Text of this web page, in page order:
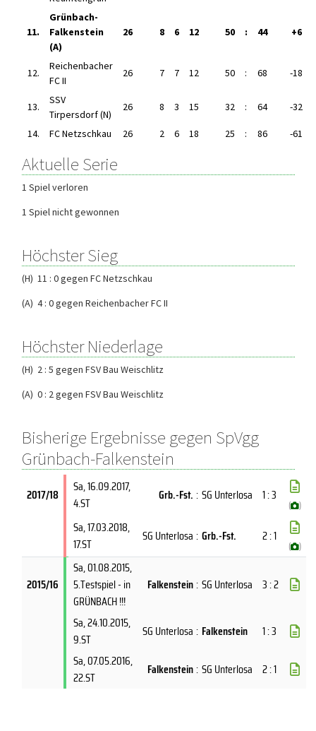
11.
Grünbach-
Falkenstein
(A)
26 8 6 12 50 : 44 +6
12.
Reichenbacher
FC II
26 7 7 12 50 : 68 -18
13.
SSV
Tirpersdorf (N)
26 8 3 15 32 : 64 -32
14. FC Netzschkau 26 2 6 18 25 : 86 -61
Aktuelle Serie
1 Spiel verloren
1 Spiel nicht gewonnen
Höchster Sieg
(H) 11 : 0 gegen FC Netzschkau
(A) 4 : 0 gegen Reichenbacher FC II
Höchster Niederlage
(H) 2 : 5 gegen FSV Bau Weischlitz
(A) 0 : 2 gegen FSV Bau Weischlitz
Bisherige Ergebnisse gegen SpVgg
Grünbach-Falkenstein
2017/18 Sa, 16.09.2017,
4.ST
Grb.-Fst. : SG Unterlosa 1 : 3
( )
Sa, 17.03.2018,
17.ST
SG Unterlosa : Grb.-Fst. 2 : 1
( )
2015/16
Sa, 01.08.2015,
5.Testspiel - in
GRÜNBACH !!!
Falkenstein: SG Unterlosa 3 : 2
Sa, 24.10.2015,
9.ST
SG Unterlosa : Falkenstein
1 : 3
Sa, 07.05.2016,
22.ST
Falkenstein: SG Unterlosa 2 : 1